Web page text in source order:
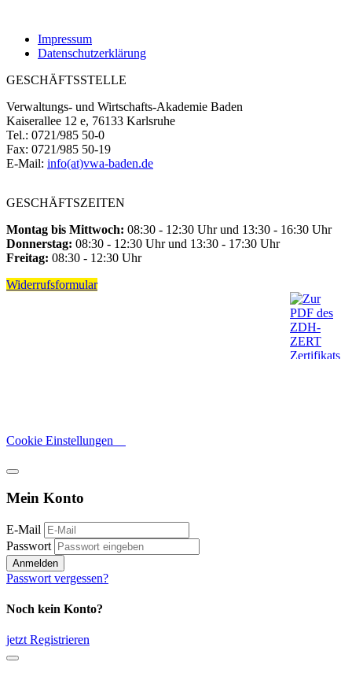
Impressum
Datenschutzerklärung
GESCHÄFTSSTELLE
Verwaltungs- und Wirtschafts-Akademie Baden
Kaiserallee 12 e, 76133 Karlsruhe
Tel.: 0721/985 50-0
Fax: 0721/985 50-19
E-Mail: info(at)vwa-baden.de
GESCHÄFTSZEITEN
Montag bis Mittwoch: 08:30 - 12:30 Uhr und 13:30 - 16:30 Uhr
Donnerstag: 08:30 - 12:30 Uhr und 13:30 - 17:30 Uhr
Freitag: 08:30 - 12:30 Uhr
Widerrufsformular
Cookie Einstellungen
Mein Konto
E-Mail
Passwort
Anmelden
Passwort vergessen?
Noch kein Konto?
jetzt Registrieren